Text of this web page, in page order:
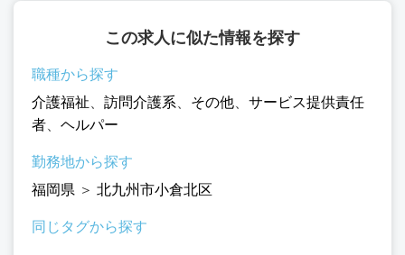
この求人に似た情報を探す
職種から探す
介護福祉、 訪問介護系、 その他、 サービス提供責任
者、 ヘルパー
勤務地から探す
福岡県 ＞ 北九州市小倉北区
同じタグから探す